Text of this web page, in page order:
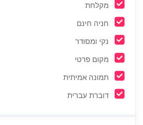
מקלחת
חניה חינם
נקי ומסודר
מקום פרטי
תמונה אמיתית
דוברת עברית